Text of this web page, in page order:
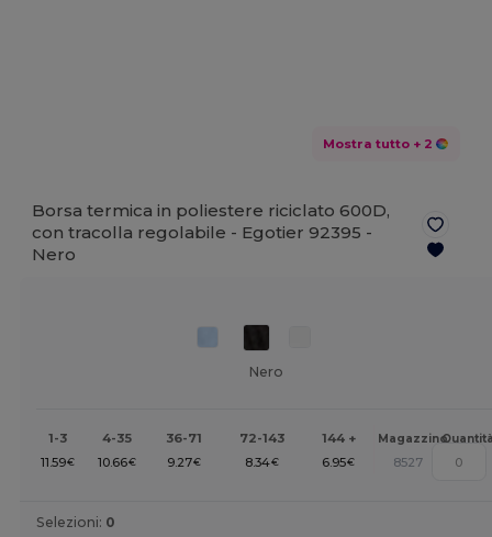
Mostra tutto + 2
Borsa termica in poliestere riciclato 600D,
con tracolla regolabile - Egotier 92395 -
Nero
Nero
1-3 4-35 36-71 72-143 144 + Magazzino
11.59€ 10.66€ 9.27€ 8.34€ 6.95€ 8527
Selezioni: 0